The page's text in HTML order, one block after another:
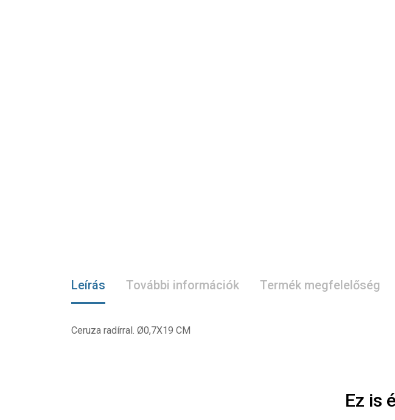
Leírás További információk Termék megfelelőség
Ceruza radírral. Ø0,7X19 CM
Ez is